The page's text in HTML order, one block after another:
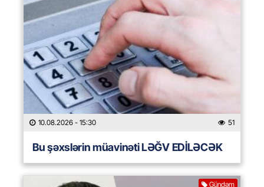
10.08.2026 - 15:30 51
Bu şəxslərin müavinəti LƏĞV EDİLƏCƏK
Gündəm